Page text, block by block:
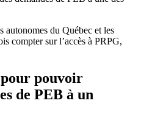
autonomes du Québec et les
compter sur l’accès à PRPG,
pouvoir
de PEB à un